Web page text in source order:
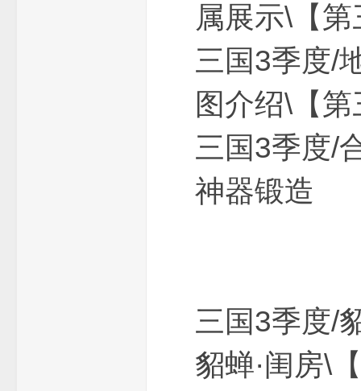
属展示\
三国3季
图介绍\
三国3
神器锻
三国3
貂蝉·闺